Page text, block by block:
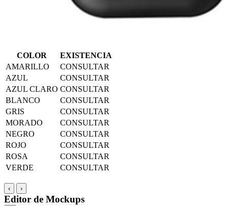
COLOR
EXISTENCIA
AMARILLO
CONSULTAR
AZUL
CONSULTAR
AZUL CLARO CONSULTAR
BLANCO
CONSULTAR
GRIS
CONSULTAR
MORADO
CONSULTAR
NEGRO
CONSULTAR
ROJO
CONSULTAR
ROSA
CONSULTAR
VERDE
CONSULTAR
‹ ›
Editor de Mockups